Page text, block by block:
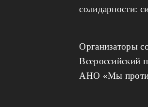
солидарности:
Организаторы
Всероссийский
АНО «Мы